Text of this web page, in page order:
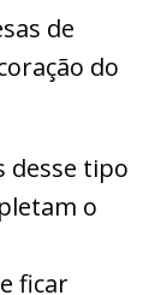
de
do
desse tipo
o
ficar